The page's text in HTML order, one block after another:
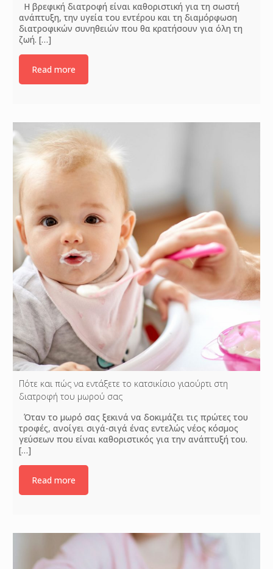
Η βρεφική διατροφή είναι καθοριστική για τη σωστή
ανάπτυξη, την υγεία του εντέρου και τη διαμόρφωση
διατροφικών συνηθειών που θα κρατήσουν για όλη τη
ζωή. […]
Read more
Πότε και πώς να εντάξετε το κατσικίσιο γιαούρτι στη
διατροφή του μωρού σας
Όταν το μωρό σας ξεκινά να δοκιμάζει τις πρώτες του
τροφές, ανοίγει σιγά-σιγά ένας εντελώς νέος κόσμος
γεύσεων που είναι καθοριστικός για την ανάπτυξή του.
[…]
Read more